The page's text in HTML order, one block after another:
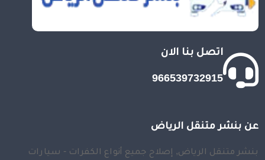
اتصل بنا الان
966539732915
عن بنشر متنقل الرياض
بنشر متنقل الرياض, إصلاح جميع أنواع الكفرات - سيارات